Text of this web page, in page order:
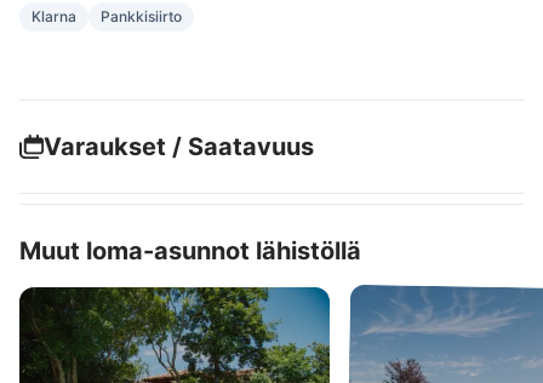
Klarna Pankkisiirto
Varaukset / Saatavuus
Muut loma-asunnot lähistöllä